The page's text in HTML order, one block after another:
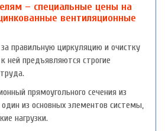
– специальные цены на
вентиляционные
правильную циркуляцию и очистку
ней предъявляются строгие
прямоугольного сечения из
из основных элементов системы,
нагрузки.